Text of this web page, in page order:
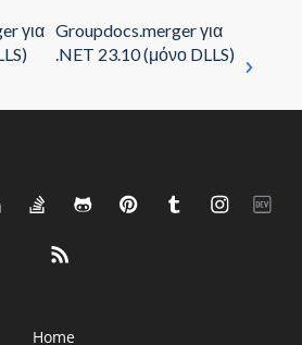
για Groupdocs.merger για
.NET 23.10 (μόνο DLLS)
Home